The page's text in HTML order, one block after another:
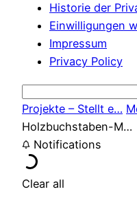
Historie der
Einwilligungen
Impressum
Privacy Policy
Projekte – Stellt e…
Holzbuchstaben-M…
Notifications
Clear all